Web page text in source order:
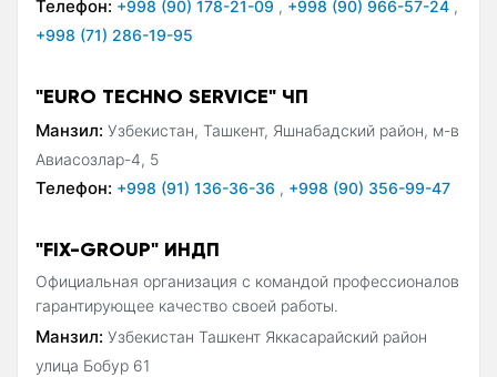
Телефон: +998 (90) 178-21-09 , +998 (90) 966-57-24 ,
+998 (71) 286-19-95
"EURO TECHNO SERVICE" ЧП
Манзил: Узбекистан, Ташкент, Яшнабадский район, м-в
Авиасозлар-4, 5
Телефон: +998 (91) 136-36-36 , +998 (90) 356-99-47
"FIX-GROUP" ИНДП
Официальная организация с командой профессионалов
гарантирующее качество своей работы.
Манзил: Узбекистан Ташкент Яккасарайский район
улица Бобур 61